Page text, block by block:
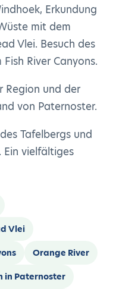
Erkundung
mit dem
Vlei. Besuch des
River Canyons.
Region und der
von Paternoster.
Tafelbergs und
Ein vielfältiges
Vlei
Orange River
in Paternoster